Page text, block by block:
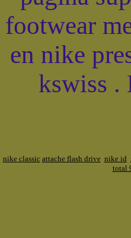
footwear
en nike
kswiss .
nike classic attache flash drive nike id
total